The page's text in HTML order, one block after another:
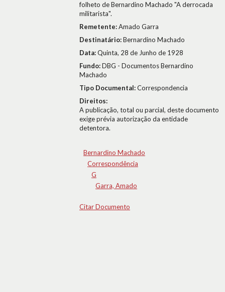
folheto de Bernardino Machado "A derrocada
militarista".
Remetente:Amado Garra
Destinatário:Bernardino Machado
Data:Quinta, 28 de Junho de 1928
Fundo:DBG - Documentos Bernardino
Machado
Tipo Documental:Correspondencia
Direitos:
A publicação, total ou parcial, deste documento
exige prévia autorização da entidade
detentora.
Bernardino Machado
Correspondência
G
Garra, Amado
Citar Documento